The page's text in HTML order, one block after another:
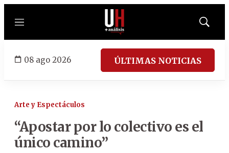
Menú
Mostrar
08 ago 2026 ÚLTIMAS NOTICIAS
Arte y Espectáculos
“Apostar por lo colectivo es el
único camino”